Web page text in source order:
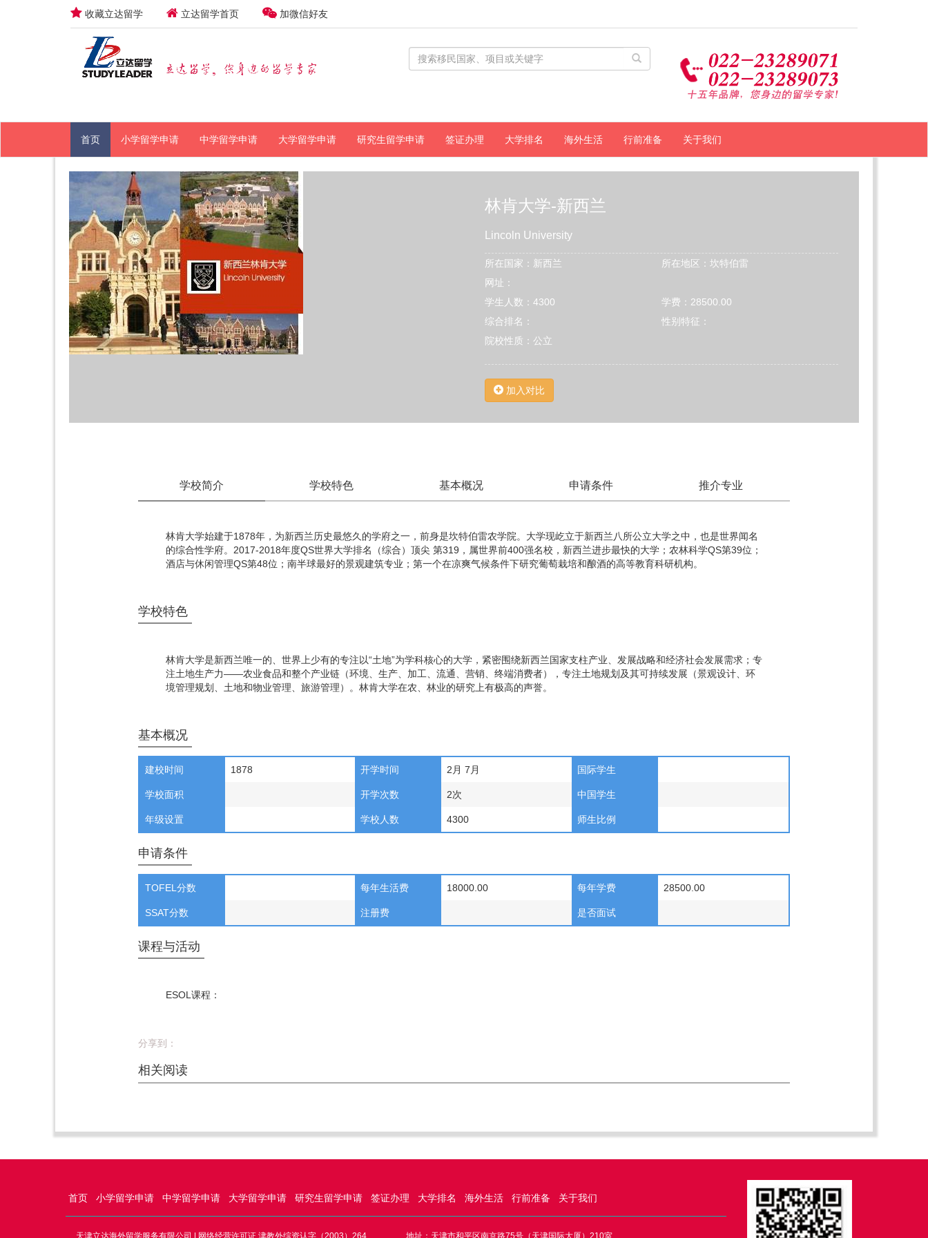
收藏立达留学 立达留学首页 加微信好友
首页 小学留学申请 中学留学申请 大学留学申请 研究生留学申请 签证办理 大学排名 海外生活 行前准备 关于我们
林肯大学-新西兰
Lincoln University
所在国家：新西兰
所在地区：坎特伯雷
网址：
学生人数：4300
学费：28500.00
综合排名：
性别特征：
院校性质：公立
加入对比
学校简介 学校特色 基本概况 申请条件 推介专业
林肯大学始建于1878年，为新西兰历史最悠久的学府之一，前身是坎特伯雷农学院。大学现屹立于新西兰八所公立大学之中，也是世界闻名
的综合性学府。2017-2018年度QS世界大学排名（综合）顶尖 第319，属世界前400强名校，新西兰进步最快的大学；农林科学QS第39位；
酒店与休闲管理QS第48位；南半球最好的景观建筑专业；第一个在凉爽气候条件下研究葡萄栽培和酿酒的高等教育科研机构。
学校特色
林肯大学是新西兰唯一的、世界上少有的专注以“土地”为学科核心的大学，紧密围绕新西兰国家支柱产业、发展战略和经济社会发展需求；专
注土地生产力——农业食品和整个产业链（环境、生产、加工、流通、营销、终端消费者），专注土地规划及其可持续发展（景观设计、环
境管理规划、土地和物业管理、旅游管理）。林肯大学在农、林业的研究上有极高的声誉。
基本概况
建校时间 1878 开学时间 2月 7月 国际学生
学校面积 开学次数 2次 中国学生
年级设置 学校人数 4300 师生比例
申请条件
TOFEL分数 每年生活费 18000.00 每年学费 28500.00
SSAT分数 注册费 是否面试
课程与活动
ESOL课程：
分享到：
相关阅读
首页 小学留学申请 中学留学申请 大学留学申请 研究生留学申请 签证办理 大学排名 海外生活 行前准备 关于我们
天津立达海外留学服务有限公司 | 网络经营许可证 津教外综资认字（2003）264 地址：天津市和平区南京路75号（天津国际大厦）210室